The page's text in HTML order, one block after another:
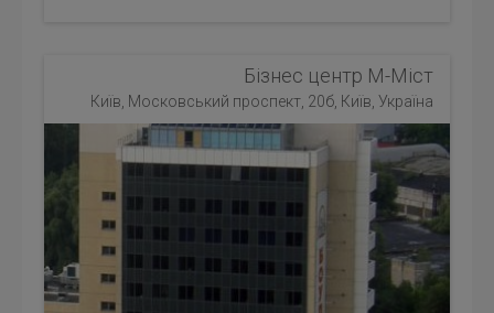
Бізнес центр М-Міст
Київ, Московський проспект, 20б, Київ, Україна